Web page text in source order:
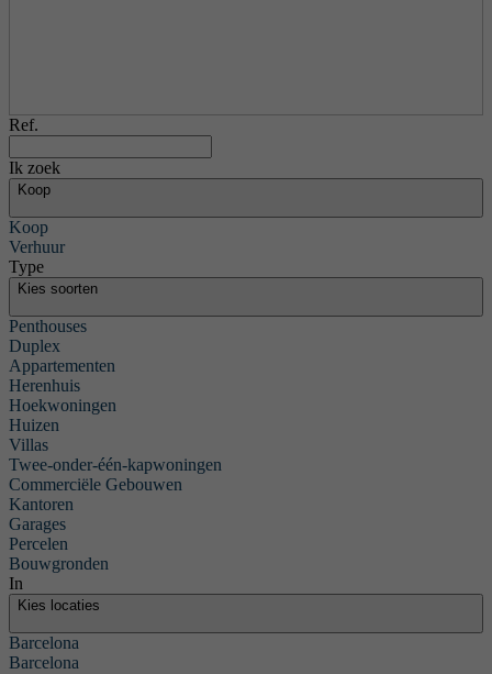
Ref.
Ik zoek
Koop
Koop
Verhuur
Type
Kies soorten
Penthouses
Duplex
Appartementen
Herenhuis
Hoekwoningen
Huizen
Villas
Twee-onder-één-kapwoningen
Commerciële Gebouwen
Kantoren
Garages
Percelen
Bouwgronden
In
Kies locaties
Barcelona
Barcelona